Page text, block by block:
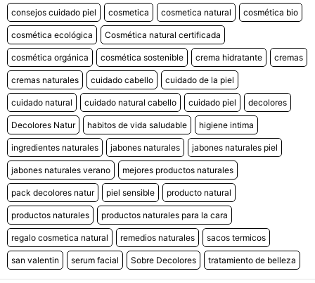
consejos cuidado piel cosmetica cosmetica natural cosmética bio
cosmética ecológica Cosmética natural certificada
cosmética orgánica cosmética sostenible crema hidratante cremas
cremas naturales cuidado cabello cuidado de la piel
cuidado natural cuidado natural cabello cuidado piel decolores
Decolores Natur habitos de vida saludable higiene intima
ingredientes naturales jabones naturales jabones naturales piel
jabones naturales verano mejores productos naturales
pack decolores natur piel sensible producto natural
productos naturales productos naturales para la cara
regalo cosmetica natural remedios naturales sacos termicos
san valentin serum facial Sobre Decolores tratamiento de belleza